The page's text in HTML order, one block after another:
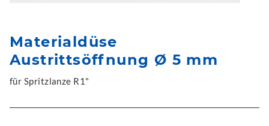
Materialdüse
Austrittsöffnung Ø 5 mm
für Spritzlanze R1"